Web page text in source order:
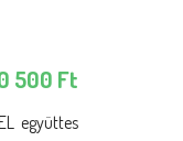
500 Ft
együttes